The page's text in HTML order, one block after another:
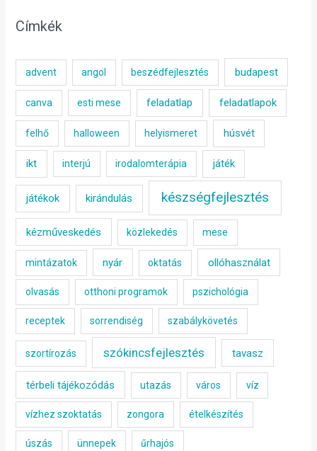
Címkék
advent angol beszédfejlesztés budapest
canva esti mese feladatlap feladatlapok
felhő halloween helyismeret húsvét
ikt interjú irodalomterápia játék
játékok kirándulás készségfejlesztés
kézműveskedés közlekedés mese
mintázatok nyár oktatás ollóhasználat
olvasás otthoni programok pszichológia
receptek sorrendiség szabálykövetés
szortírozás szókincsfejlesztés tavasz
térbeli tájékozódás utazás város víz
vízhez szoktatás zongora ételkészítés
úszás ünnepek űrhajós